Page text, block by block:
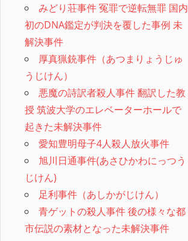
みどり荘事件 冤罪で逆転無罪 国内
初のDNA鑑定が判決を覆した事例 未
解決事件
厚真猟銃事件（あつまりょうじゅ
うじけん）
悪魔の詩訳者殺人事件 翻訳した教
授 筑波大学のエレベーターホールで
起きた未解決事件
愛知豊明母子4人殺人放火事件
旭川日通事件(あさひかわにっつう
じけん)
足利事件（あしかがじけん）
青ゲットの殺人事件 後の様々な都
市伝説の素材となった未解決事件